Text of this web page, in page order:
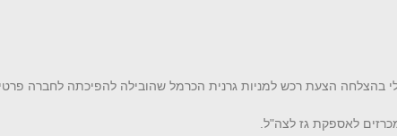
בחברת גרנית הכרמל, ובשנת 2012 השלימה קבוצת עזריאלי בהצלחה הצעת רכש למניות גרנית הכרמל שהובילה להפיכתה לחברה